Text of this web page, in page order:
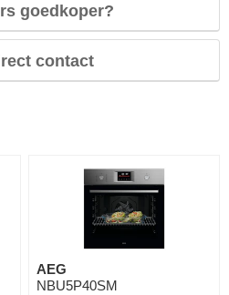
goedkoper?
contact
AEG
NBU5P40SM